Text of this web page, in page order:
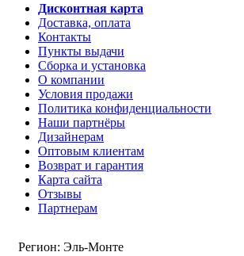
Дисконтная карта
Доставка, оплата
Контакты
Пункты выдачи
Сборка и установка
О компании
Условия продажи
Политика конфиденциальности
Наши партнёры
Дизайнерам
Оптовым клиентам
Возврат и гарантия
Карта сайта
Отзывы
Партнерам
Регион: Эль-Монте